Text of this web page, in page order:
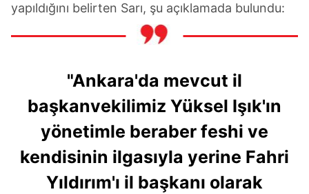
yapıldığını belirten Sarı, şu açıklamada bulundu:
"Ankara'da mevcut il
başkanvekilimiz Yüksel Işık'ın
yönetimle beraber feshi ve
kendisinin ilgasıyla yerine Fahri
Yıldırım'ı il başkanı olarak